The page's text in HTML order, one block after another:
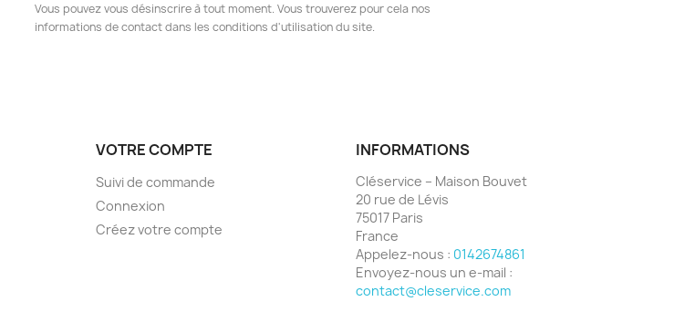
Vous pouvez vous désinscrire à tout moment. Vous trouverez pour cela nos
informations de contact dans les conditions d'utilisation du site.
VOTRE COMPTE
Suivi de commande
Connexion
Créez votre compte
INFORMATIONS
Cléservice – Maison Bouvet
20 rue de Lévis
75017 Paris
France
Appelez-nous : 0142674861
Envoyez-nous un e-mail :
contact@cleservice.com